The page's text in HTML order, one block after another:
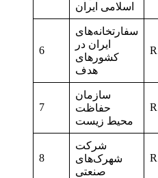
6
سفارتخانه‌های
ایران در
کشورهای
هدف
R
7
سازمان
حفاظت
محیط زیست
R
8
شرکت
شهرک‌های
صنعتی
R